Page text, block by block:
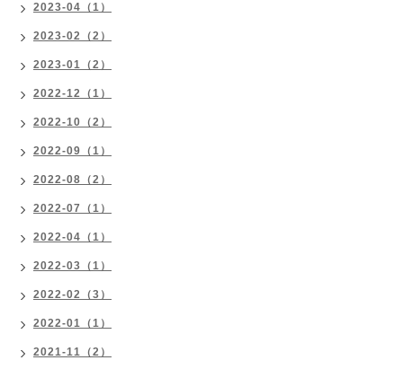
2023-04（1）
2023-02（2）
2023-01（2）
2022-12（1）
2022-10（2）
2022-09（1）
2022-08（2）
2022-07（1）
2022-04（1）
2022-03（1）
2022-02（3）
2022-01（1）
2021-11（2）